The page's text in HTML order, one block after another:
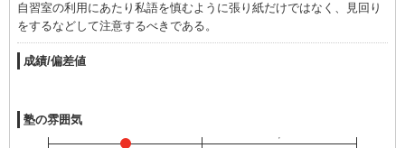
自習室の利用にあたり私語を慎むように張り紙だけではなく、見回り
をするなどして注意するべきである。
成績/偏差値
塾の雰囲気